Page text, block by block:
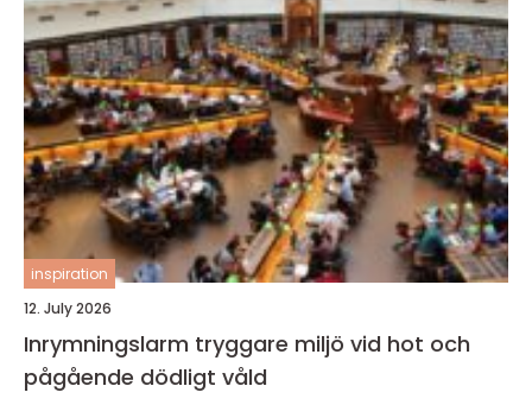
inspiration
12. July 2026
Inrymningslarm tryggare miljö vid hot och
pågående dödligt våld